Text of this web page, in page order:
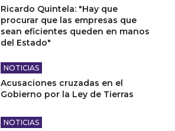
Ricardo Quintela: "Hay que
procurar que las empresas que
sean eficientes queden en manos
del Estado"
NOTICIAS
Acusaciones cruzadas en el
Gobierno por la Ley de Tierras
NOTICIAS